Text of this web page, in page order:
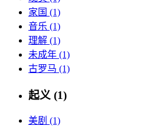
家国 (1)
音乐 (1)
理解 (1)
未成年 (1)
古罗马 (1)
起义 (1)
美剧 (1)